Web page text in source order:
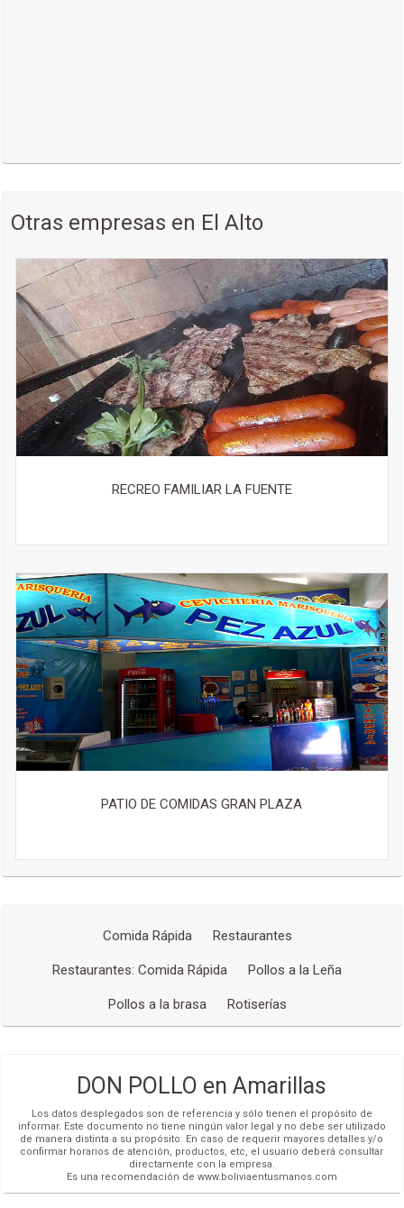
Otras empresas en El Alto
RECREO FAMILIAR LA FUENTE
PATIO DE COMIDAS GRAN PLAZA
Comida Rápida Restaurantes
Restaurantes: Comida Rápida Pollos a la Leña
Pollos a la brasa Rotiserías
DON POLLO en Amarillas
Los datos desplegados son de referencia y sólo tienen el propósito de
informar. Este documento no tiene ningún valor legal y no debe ser utilizado
de manera distinta a su propósito. En caso de requerir mayores detalles y/o
confirmar horarios de atención, productos, etc, el usuario deberá consultar
directamente con la empresa.
Es una recomendación de www.boliviaentusmanos.com